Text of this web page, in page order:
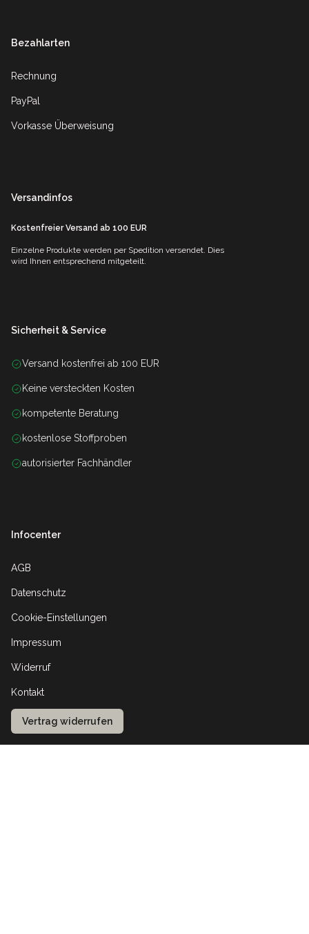
Bezahlarten
Rechnung
PayPal
Vorkasse Überweisung
Versandinfos
Kostenfreier Versand ab 100 EUR
Einzelne Produkte werden per Spedition versendet. Dies
wird Ihnen entsprechend mitgeteilt.
Sicherheit & Service
Versand kostenfrei ab 100 EUR
Keine versteckten Kosten
kompetente Beratung
kostenlose Stoffproben
autorisierter Fachhändler
Infocenter
AGB
Datenschutz
Cookie-Einstellungen
Impressum
Widerruf
Kontakt
Vertrag widerrufen